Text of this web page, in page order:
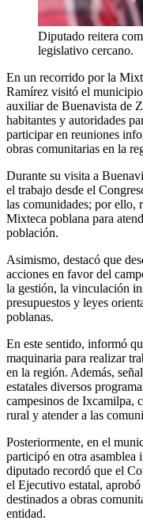
Diputado reitera
legislativo cercano.
En un recorrido por la
Ramírez visitó el
auxiliar de Buenavista de
habitantes y autoridades
participar en reuniones
obras comunitarias en la
Durante su visita a
el trabajo desde el
las comunidades; por ello,
Mixteca poblana para
población.
Asimismo, destacó que
acciones en favor del
la gestión, la vinculación
presupuestos y leyes
poblanas.
En este sentido, informó
maquinaria para realizar
en la región. Además,
estatales diversos
campesinos de Ixcamilpa,
rural y atender a las
Posteriormente, en el
participó en otra asamblea
diputado recordó que el
el Ejecutivo estatal,
destinados a obras
entidad.